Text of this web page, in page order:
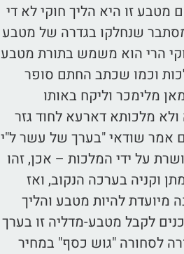
זו היא הליך חוקי לא די
שנחלקו בגדרה של מטבע
הרי הוא משמש בתורת מטבע
וכמו שכתב החתם סופר
מלימכר וליקח באותו
מלכותא דארעא לחוד גזר
אמר שודאי "בערך של עשר ל"י
על ידי המלכות – אכן, זהו
וקניה בערכה הנקוב, ואז
מיועדת להיות מטבע והליך
לקבל מטבע-מדליה זו בערך
לסחורה "גוש כסף" במחיר